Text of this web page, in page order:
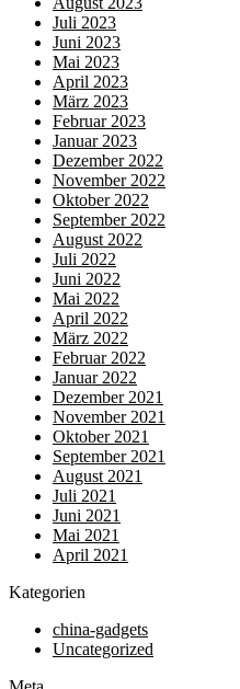
Juli 2023
Juni 2023
Mai 2023
April 2023
März 2023
Februar 2023
Januar 2023
Dezember 2022
November 2022
Oktober 2022
September 2022
August 2022
Juli 2022
Juni 2022
Mai 2022
April 2022
März 2022
Februar 2022
Januar 2022
Dezember 2021
November 2021
Oktober 2021
September 2021
August 2021
Juli 2021
Juni 2021
Mai 2021
April 2021
Kategorien
china-gadgets
Uncategorized